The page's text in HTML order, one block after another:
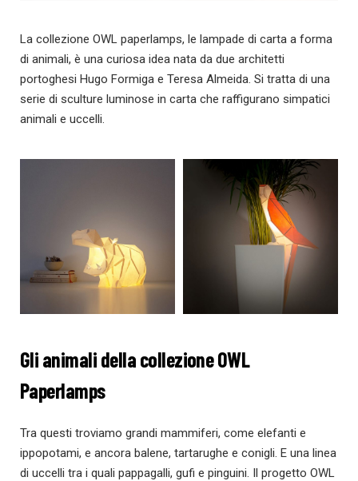
La collezione OWL paperlamps, le lampade di carta a forma
di animali, è una curiosa idea nata da due architetti
portoghesi Hugo Formiga e Teresa Almeida. Si tratta di una
serie di sculture luminose in carta che raffigurano simpatici
animali e uccelli.
Gli animali della collezione OWL
Paperlamps
Tra questi troviamo grandi mammiferi, come elefanti e
ippopotami, e ancora balene, tartarughe e conigli. E una linea
di uccelli tra i quali pappagalli, gufi e pinguini. Il progetto OWL